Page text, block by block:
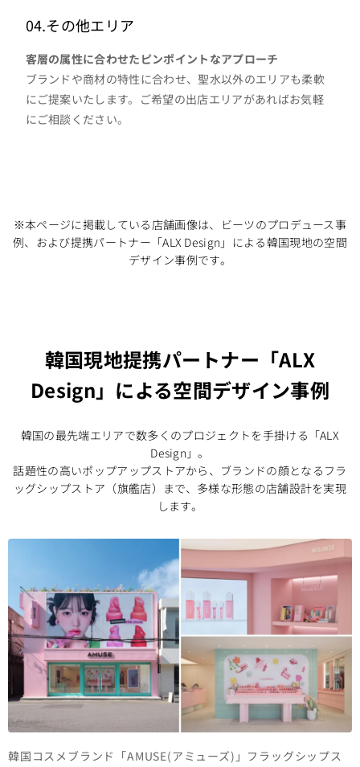
04.その他エリア
客層の属性に合わせたピンポイントなアプローチ
ブランドや商材の特性に合わせ、聖水以外のエリアも柔軟
にご提案いたします。ご希望の出店エリアがあればお気軽
にご相談ください。
※本ページに掲載している店舗画像は、ビーツのプロデュース事
例、および提携パートナー「ALX Design」による韓国現地の空間
デザイン事例です。
韓国現地提携パートナー「ALX
Design」による空間デザイン事例
韓国の最先端エリアで数多くのプロジェクトを手掛ける「ALX
Design」。
話題性の高いポップアップストアから、ブランドの顔となるフラ
ッグシップストア（旗艦店）まで、多様な形態の店舗設計を実現
します。
韓国コスメブランド「AMUSE(アミューズ)」フラッグシップス